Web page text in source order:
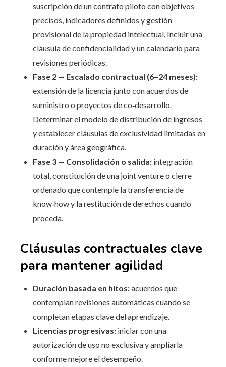
suscripción de un contrato piloto con objetivos
precisos, indicadores definidos y gestión
provisional de la propiedad intelectual. Incluir una
cláusula de confidencialidad y un calendario para
revisiones periódicas.
Fase 2 — Escalado contractual (6–24 meses):
extensión de la licencia junto con acuerdos de
suministro o proyectos de co‑desarrollo.
Determinar el modelo de distribución de ingresos
y establecer cláusulas de exclusividad limitadas en
duración y área geográfica.
Fase 3 — Consolidación o salida: integración
total, constitución de una joint venture o cierre
ordenado que contemple la transferencia de
know‑how y la restitución de derechos cuando
proceda.
Cláusulas contractuales clave
para mantener agilidad
Duración basada en hitos:acuerdos que
contemplan revisiones automáticas cuando se
completan etapas clave del aprendizaje.
Licencias progresivas: iniciar con una
autorización de uso no exclusiva y ampliarla
conforme mejore el desempeño.